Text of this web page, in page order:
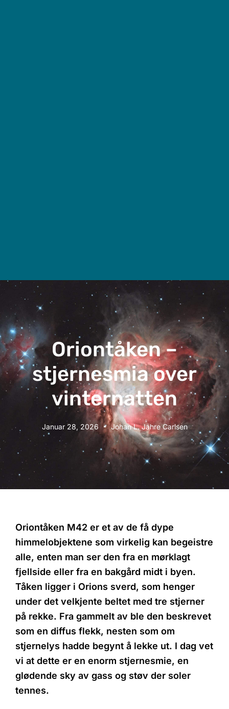
Oriontåken –
stjernesmia over
vinternatten
Januar 28, 2026 Johan L. Jahre Carlsen
Oriontåken M42 er et av de få dype
himmelobjektene som virkelig kan begeistre
alle, enten man ser den fra en mørklagt
fjellside eller fra en bakgård midt i byen.
Tåken ligger i Orions sverd, som henger
under det velkjente beltet med tre stjerner
på rekke. Fra gammelt av ble den beskrevet
som en diffus flekk, nesten som om
stjernelys hadde begynt å lekke ut. I dag vet
vi at dette er en enorm stjernesmie, en
glødende sky av gass og støv der soler
tennes.